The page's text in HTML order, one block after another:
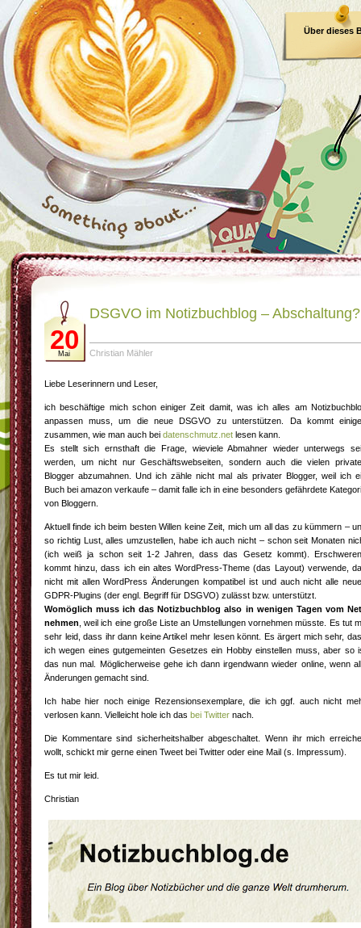
Über dieses
20
Mai
DSGVO im Notizbuchblog – Abschaltung?
Christian Mähler
Liebe Leserinnern und Leser,
ich beschäftige mich schon einiger Zeit damit, was ich alles am
anpassen muss, um die neue DSGVO zu unterstützen. Da kommt
zusammen, wie man auch bei datenschmutz.net lesen kann.
Es stellt sich ernsthaft die Frage, wieviele Abmahner wieder unterwegs
werden, um nicht nur Geschäftswebseiten, sondern auch die vielen
Blogger abzumahnen. Und ich zähle nicht mal als privater Blogger, weil ich
Buch bei amazon verkaufe – damit falle ich in eine besonders gefährdete
von Bloggern.
Aktuell finde ich beim besten Willen keine Zeit, mich um all das zu kümmern –
so richtig Lust, alles umzustellen, habe ich auch nicht – schon seit Monaten
(ich weiß ja schon seit 1-2 Jahren, dass das Gesetz kommt).
kommt hinzu, dass ich ein altes WordPress-Theme (das Layout) verwende,
nicht mit allen WordPress Änderungen kompatibel ist und auch nicht alle
GDPR-Plugins (der engl. Begriff für DSGVO) zulässt bzw. unterstützt.
Womöglich muss ich das Notizbuchblog also in wenigen Tagen vom
nehmen , weil ich eine große Liste an Umstellungen vornehmen müsste. Es tut
sehr leid, dass ihr dann keine Artikel mehr lesen könnt. Es ärgert mich sehr,
ich wegen eines gutgemeinten Gesetzes ein Hobby einstellen muss, aber so
das nun mal. Möglicherweise gehe ich dann irgendwann wieder online, wenn
Änderungen gemacht sind.
Ich habe hier noch einige Rezensionsexemplare, die ich ggf. auch nicht
verlosen kann. Vielleicht hole ich das bei Twitter nach.
Die Kommentare sind sicherheitshalber abgeschaltet. Wenn ihr mich
wollt, schickt mir gerne einen Tweet bei Twitter oder eine Mail (s. Impressum).
Es tut mir leid.
Christian